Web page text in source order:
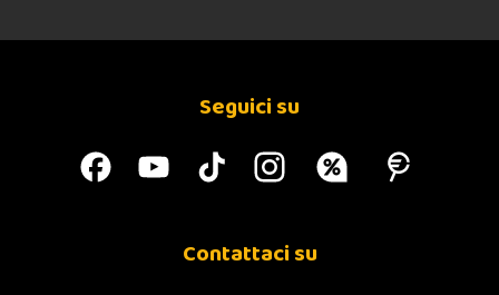
Seguici su
Contattaci su